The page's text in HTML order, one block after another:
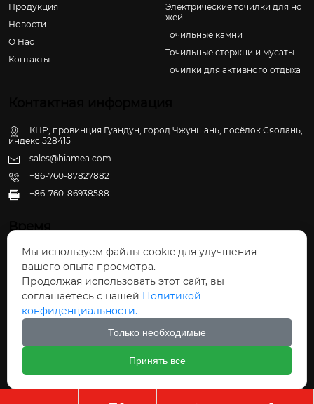
Продукция
Новости
О Hас
Контакты
Электрические точилки для но
жей
Точильные камни
Точильные стержни и мусаты
Точилки для активного отдыха
КНР, провинция Гуандун, город Чжуншань, посёлок Сяолань,
индекс 528415
sales@hiamea.com
+86-760-87827882
 +86-760-86938588
Время
Пн - Пт: 09:30 - 22:00
Сб - Вс: 10:00 - 22:30
Авторское право©ООО Чжуншань Хайвэй
Кухонные Принадлежности
Мы используем файлы cookie для улучшения
вашего опыта просмотра.
Продолжая использовать этот сайт, вы
соглашаетесь с нашей Политикой
конфиденциальности.
Только необходимые
Принять все